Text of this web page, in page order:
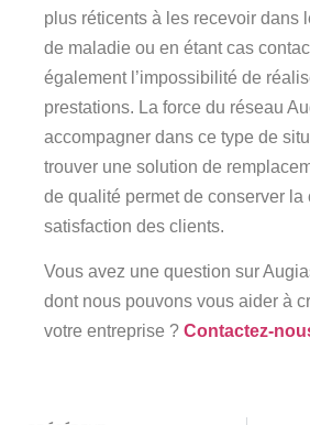
plus réticents à les recevoir dans
de maladie ou en étant cas
également l’impossibilité de
prestations. La force du réseau
accompagner dans ce type de
trouver une solution de
de qualité permet de conserver la
satisfaction des clients.
Vous avez une question sur
dont nous pouvons vous aider à
votre entreprise ? Contactez-